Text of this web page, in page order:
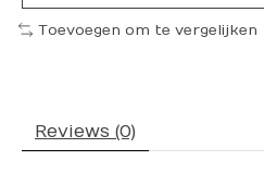
Toevoegen om te vergelijken
Reviews (0)